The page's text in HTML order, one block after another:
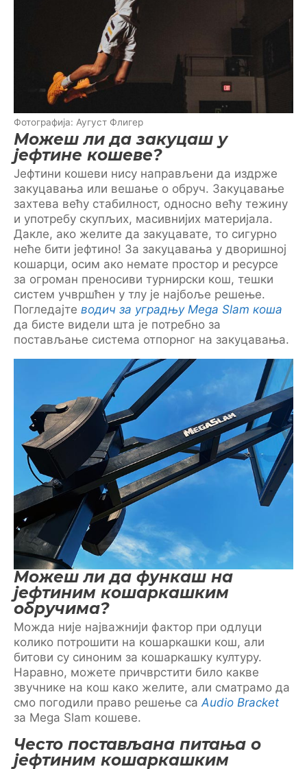
Фотографија: Аугуст Флигер
Можеш ли да закуцаш у
јефтине кошеве?
Јефтини кошеви нису направљени да издрже
закуцавања или вешање о обруч. Закуцавање
захтева већу стабилност, односно већу тежину
и употребу скупљих, масивнијих материјала.
Дакле, ако желите да закуцавате, то сигурно
неће бити јефтино! За закуцавања у дворишној
кошарци, осим ако немате простор и ресурсе
за огроман преносиви турнирски кош, тешки
систем учвршћен у тлу је најбоље решење.
Погледајте водич за уградњу Mega Slam коша
да бисте видели шта је потребно за
постављање система отпорног на закуцавања.
Можеш ли да функаш на
јефтиним кошаркашким
обручима?
Можда није најважнији фактор при одлуци
колико потрошити на кошаркашки кош, али
битови су синоним за кошаркашку културу.
Наравно, можете причврстити било какве
звучнике на кош како желите, али сматрамо да
смо погодили право решење саAudio Bracket
за Mega Slam кошеве.
Често постављана питања о
јефтиним кошаркашким